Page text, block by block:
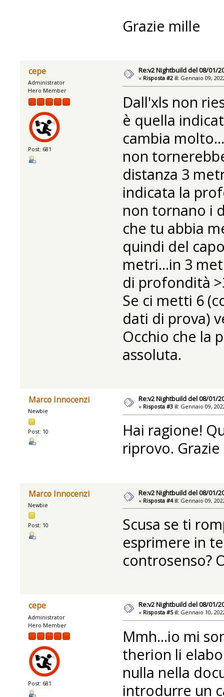
Grazie mille
cepe
Administrator
Hero Member
Post: 681
Re:v2 Nightbuild del 08/01/
« Risposta #2 il: Gennaio 09,
Dall'xls non
è quella
cambia
non
distanza 3
indicata la
non tornano i
che tu abbia
quindi del
metri...in 3
di profondità
Se ci metti 6
dati di prova)
Occhio che la
assoluta.
Marco Innocenzi
Newbie
Post: 10
Re:v2 Nightbuild del 08/01/
« Risposta #3 il: Gennaio 09,
Hai ragione!
riprovo. Grazie
Marco Innocenzi
Newbie
Post: 10
Re:v2 Nightbuild del 08/01/
« Risposta #4 il: Gennaio 09,
Scusa se ti
esprimere in
controsenso?
cepe
Administrator
Hero Member
Post: 681
Re:v2 Nightbuild del 08/01/
« Risposta #5 il: Gennaio 10,
Mmh...io mi
therion li
nulla nella
introdurre un